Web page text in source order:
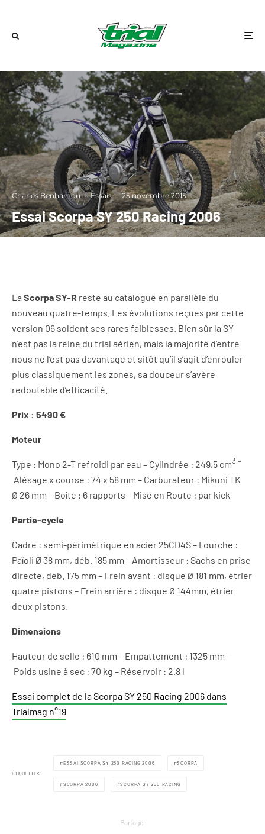
Charles Benhamou · Essais · 25 novembre 2015
Essai Scorpa SY 250 Racing 2006
La Scorpa SY-R reste au catalogue en parallèle du
nouveau quatre-temps. Les évolutions reçues par cette
version 06 soldent ses rares faiblesses. Bien sûr la SY
n’est pas la reine du trial aérien, mais la majorité d’entre
nous ne l’est pas davantage et sitôt qu’il s’agit d’enrouler
plus classiquement les zones, sa douceur s’avère
redoutable d’efficacité.
Prix : 5490 €
Moteur
Type : Mono 2-T refroidi par eau – Cylindrée : 249,5 cm3 –
Alésage x course : 74 x 58 mm – Carburateur : Mikuni TK
Ø 26 mm – Boîte : 6 rapports – Mise en Route : par kick
Partie-cycle
Cadre : semi-périmétrique en acier 25CD4S – Fourche :
Païoli Ø 38 mm, déb. 185 mm – Amortisseur : Sachs en prise
directe, déb. 175 mm – Frein avant : disque Ø 181 mm, étrier
quatre pistons – Frein arrière : disque Ø 144mm, étrier
deux pistons.
Dimensions
Hauteur de selle : 610 mm – Empattement : 1325 mm –
Poids usine à sec : 70 kg – Réservoir : 2.8 l
Essai complet de la Scorpa SY 250 Racing 2006 dans
Trialmag n°19
ÉTIQUETTES
ESSAI SCORPA SY 250 RACING 2006 SCORPA
SCORPA 2006 SCORPA SY 250 RACING
Partager